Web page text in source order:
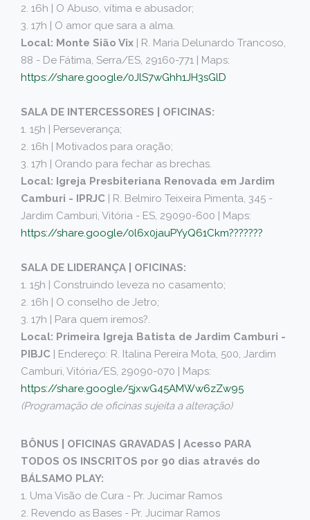
2. 16h | O Abuso, vítima e abusador;
3. 17h | O amor que sara a alma.
Local: Monte Sião Vix | R. Maria Delunardo Trancoso,
88 - De Fátima, Serra/ES, 29160-771 | Maps:
https://share.google/0JlS7wGhh1JH3sGlD
SALA DE INTERCESSORES | OFICINAS:
1. 15h | Perseverança;
2. 16h | Motivados para oração;
3. 17h | Orando para fechar as brechas.
Local: Igreja Presbiteriana Renovada em Jardim
Camburi - IPRJC | R. Belmiro Teixeira Pimenta, 345 -
Jardim Camburi, Vitória - ES, 29090-600 | Maps:
https://share.google/0l6x0jauPYyQ61Ckm???????
SALA DE LIDERANÇA | OFICINAS:
1. 15h | Construindo leveza no casamento;
2. 16h | O conselho de Jetro;
3. 17h | Para quem iremos?.
Local: Primeira Igreja Batista de Jardim Camburi -
PIBJC | Endereço: R. Italina Pereira Mota, 500, Jardim
Camburi, Vitória/ES, 29090-070 | Maps:
https://share.google/5jxwG45AMWw6zZw95
(Programação de oficinas sujeita a alteração)
BÔNUS | OFICINAS GRAVADAS | Acesso PARA
TODOS OS INSCRITOS por 90 dias através do
BÁLSAMO PLAY:
1. Uma Visão de Cura - Pr. Jucimar Ramos
2. Revendo as Bases - Pr. Jucimar Ramos